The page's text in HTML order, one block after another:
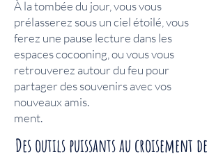
À la tombée du jour, vous vous
prélasserez sous un ciel étoilé, vous
ferez une pause lecture dans les
espaces cocooning, ou vous vous
retrouverez autour du feu pour
partager des souvenirs avec vos
nouveaux amis.
ment.
Des outils puissants au croisement de